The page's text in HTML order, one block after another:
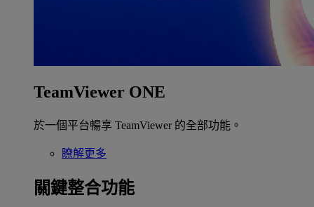
TeamViewer ONE
於一個平台暢享 TeamViewer 的全部功能。
瞭解更多
關鍵整合功能